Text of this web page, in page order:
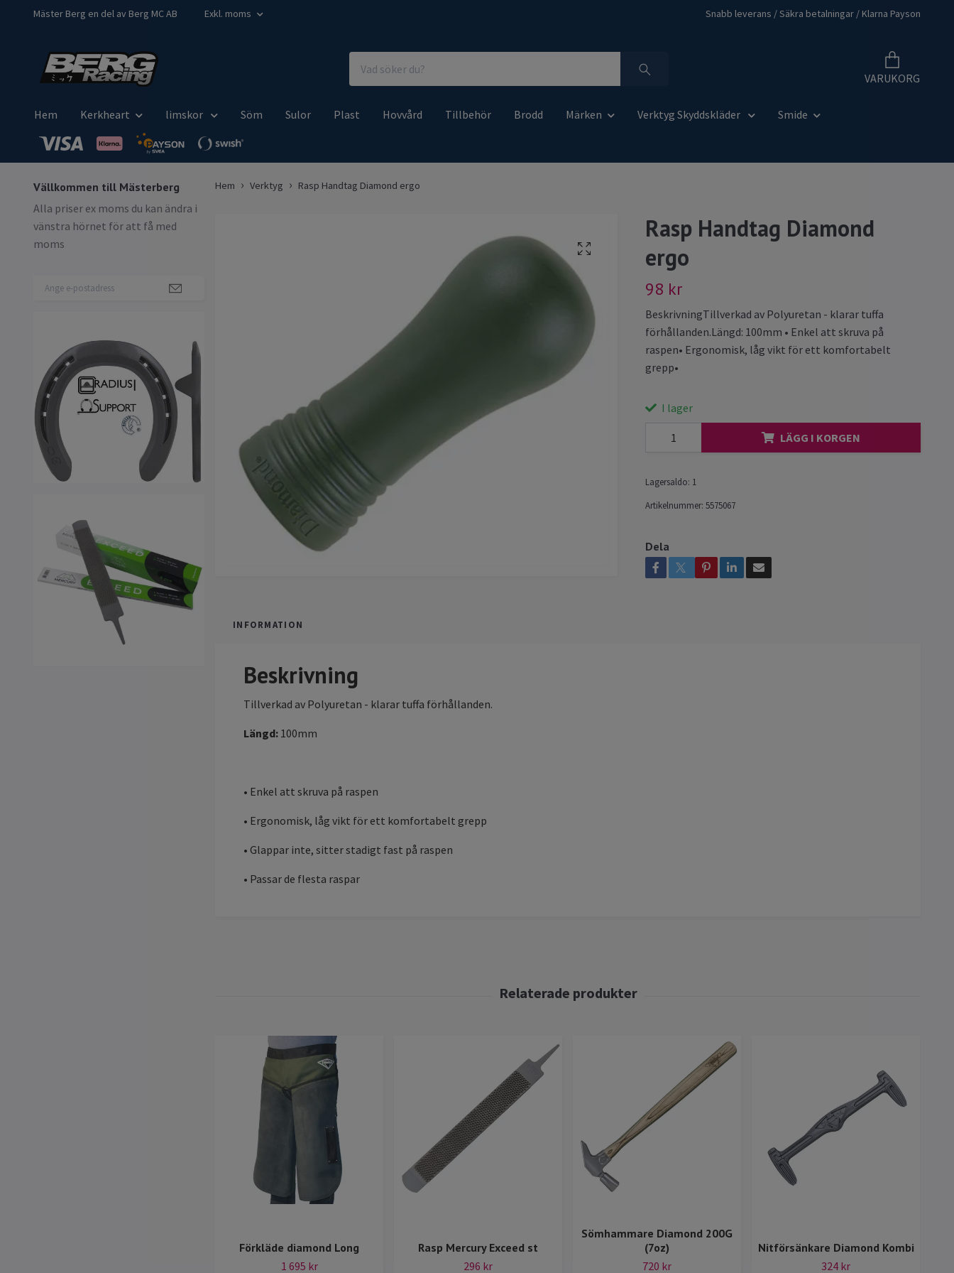
Mäster Berg en del av Berg MC AB Exkl. moms Snabb leverans / Säkra betalningar / Klarna Payson
VARUKORG
Hem Kerkheart limskor Söm Sulor Plast Hovvård Tillbehör Brodd Märken Verktyg Skyddskläder Smide
Vällkommen till Mästerberg
Alla priser ex moms du kan ändra i
vänstra hörnet för att få med
moms
Hem Verktyg Rasp Handtag Diamond ergo
Rasp Handtag Diamond
ergo
98 kr
BeskrivningTillverkad av Polyuretan - klarar tuffa
förhållanden.Längd: 100mm • Enkel att skruva på
raspen• Ergonomisk, låg vikt för ett komfortabelt
grepp•
I lager
LÄGG I KORGEN
Lagersaldo: 1
Artikelnummer: 5575067
Dela
INFORMATION
Beskrivning
Tillverkad av Polyuretan - klarar tuffa förhållanden.
Längd: 100mm
• Enkel att skruva på raspen
• Ergonomisk, låg vikt för ett komfortabelt grepp
• Glappar inte, sitter stadigt fast på raspen
• Passar de flesta raspar
Förkläde diamond Long
1 695 kr
Rasp Mercury Exceed st
296 kr
Sömhammare Diamond 200G
(7oz)
720 kr
Nitförsänkare Diamond Kombi
324 kr